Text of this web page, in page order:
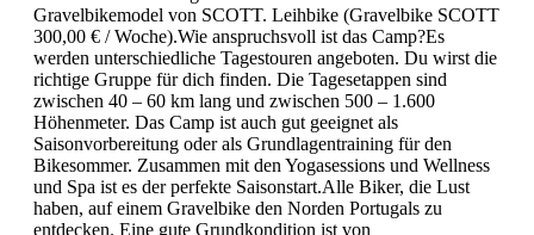
Gravelbikemodel von SCOTT. Leihbike (Gravelbike SCOTT
300,00 € / Woche).Wie anspruchsvoll ist das Camp?Es
werden unterschiedliche Tagestouren angeboten. Du wirst die
richtige Gruppe für dich finden. Die Tagesetappen sind
zwischen 40 – 60 km lang und zwischen 500 – 1.600
Höhenmeter. Das Camp ist auch gut geeignet als
Saisonvorbereitung oder als Grundlagentraining für den
Bikesommer. Zusammen mit den Yogasessions und Wellness
und Spa ist es der perfekte Saisonstart.Alle Biker, die Lust
haben, auf einem Gravelbike den Norden Portugals zu
entdecken. Eine gute Grundkondition ist von